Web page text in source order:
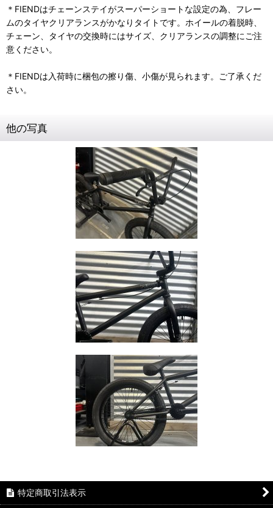
＊FIENDはチェーンステイがスーパーショートな設定の為、フレー
ムのタイヤクリアランスがかなりタイトです。ホイールの着脱時、
チェーン、タイヤの交換時にはサイズ、クリアランスの調整にご注
意ください。
＊FIENDは入荷時に梱包の擦り傷、小傷が見られます。ご了承くだ
さい。
他の写真
特定商取引法表示